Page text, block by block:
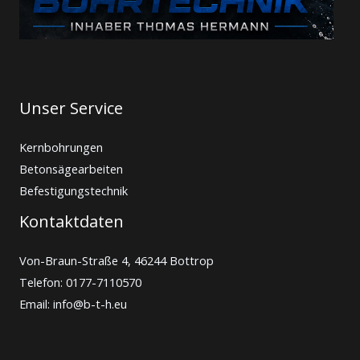
Unser Service
Kernbohrungen
Betonsägearbeiten
Befestigungstechnik
Kontaktdaten
Von-Braun-Straße 4, 46244 Bottrop
Telefon: 0177-7110570
Email: info@b-t-h.eu